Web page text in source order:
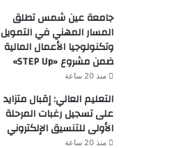
جامعة عين شمس تطلق
المسار المهني في التمويل
وتكنولوجيا الأعمال المالية
ضمن مشروع «STEP Up»
منذ 20 ساعة
التعليم العالي: إقبال متزايد
على تسجيل رغبات المرحلة
الأولى للتنسيق الإلكتروني
منذ 20 ساعة